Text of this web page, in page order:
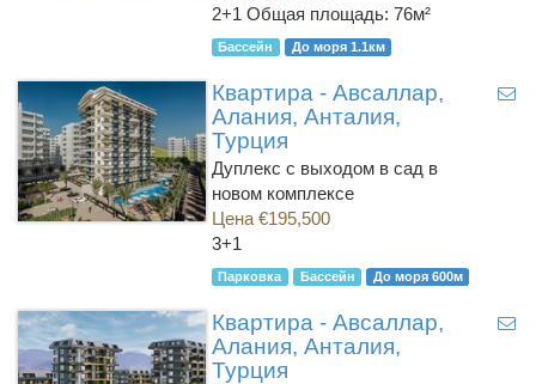
2+1 Общая площадь: 76м²
Бассейн До моря 1.1км
Квартира - Авсаллар,
Алания, Анталия,
Турция
Дуплекс с выходом в сад в
новом комплексе
Цена €195,500
3+1
Парковка Бассейн До моря 600м
Квартира - Авсаллар,
Алания, Анталия,
Турция